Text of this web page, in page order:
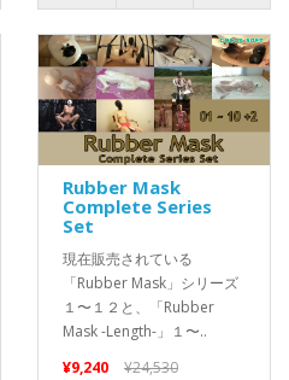
Rubber Mask
Complete Series
Set
現在販売されている
「Rubber Mask」シリーズ
１〜１２と、「Rubber
Mask -Length-」１〜..
¥9,240
¥24,530